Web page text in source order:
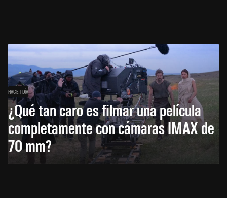
HACE 1 DÍA
¿Qué tan caro es filmar una película
completamente con cámaras IMAX de
70 mm?